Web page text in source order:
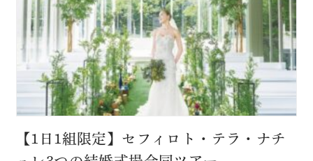
【1日1組限定】セフィロト・テラ・ナチ